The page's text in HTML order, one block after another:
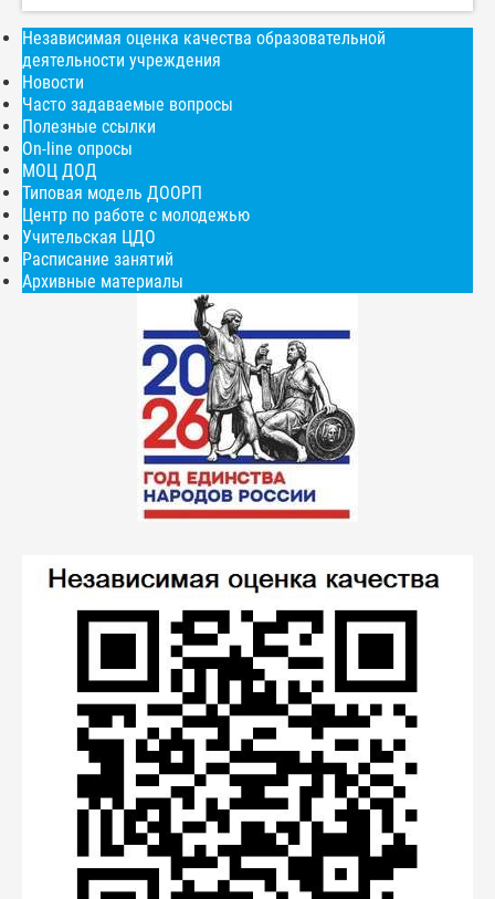
Независимая оценка качества образовательной
деятельности учреждения
Новости
Часто задаваемые вопросы
Полезные ссылки
On-line опросы
МОЦ ДОД
Типовая модель ДООРП
Центр по работе с молодежью
Учительская ЦДО
Расписание занятий
Архивные материалы